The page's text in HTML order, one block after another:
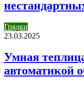
Грядки
23.03.2025
Умная
автоматикой